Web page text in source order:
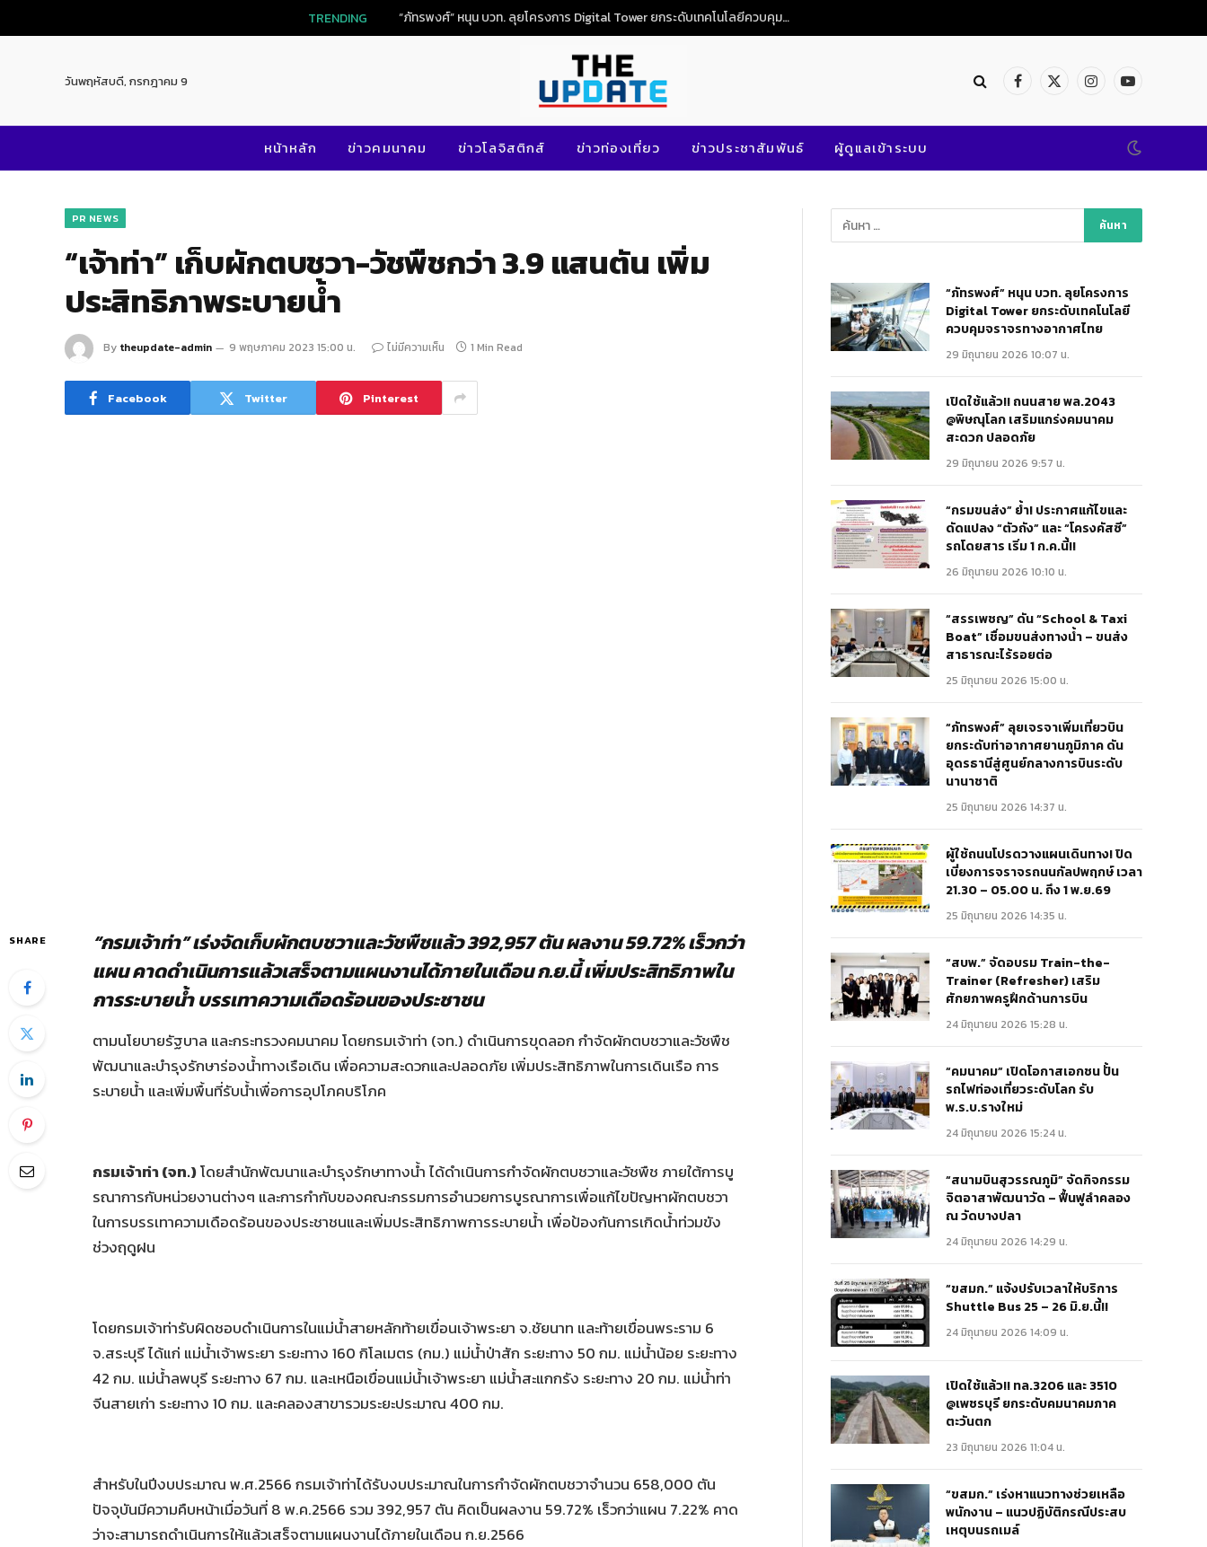
TRENDING “ภัทรพงศ์” หนุน บวท. ลุยโครงการ Digital Tower ยกระดับเทคโนโลยีควบคุมจราจรทางอากาศไทย
วันพฤหัสบดี, กรกฎาคม 9 Facebook
X
InstagramYouTube
หน้าหลัก ข่าวคมนาคม ข่าวโลจิสติกส์ ข่าวท่องเที่ยว ข่าวประชาสัมพันธ์ ผู้ดูแลเข้าระบบ
PR NEWS
“เจ้าท่า” เก็บผักตบชวา-วัชพืชกว่า 3.9 แสนตัน เพิ่ม
ประสิทธิภาพระบายน้ำ
By theupdate-admin 9 พฤษภาคม 2023 15:00 น. ไม่มีความเห็น 1 Min Read
Facebook Twitter Pinterest
SHARE
“กรมเจ้าท่า” เร่งจัดเก็บผักตบชวาและวัชพืชแล้ว 392,957 ตัน ผลงาน 59.72% เร็วกว่า
แผน คาดดำเนินการแล้วเสร็จตามแผนงานได้ภายในเดือน ก.ย.นี้ เพิ่มประสิทธิภาพใน
การระบายน้ำ บรรเทาความเดือดร้อนของประชาชน
ตามนโยบายรัฐบาล และกระทรวงคมนาคม โดยกรมเจ้าท่า (จท.) ดำเนินการขุดลอก กำจัดผักตบชวาและวัชพืช
พัฒนาและบำรุงรักษาร่องน้ำทางเรือเดิน เพื่อความสะดวกและปลอดภัย เพิ่มประสิทธิภาพในการเดินเรือ การ
ระบายน้ำ และเพิ่มพื้นที่รับน้ำเพื่อการอุปโภคบริโภค
กรมเจ้าท่า(จท.)โดยสำนักพัฒนาและบำรุงรักษาทางน้ำ ได้ดำเนินการกำจัดผักตบชวาและวัชพืช ภายใต้การบู
รณาการกับหน่วยงานต่างๆ และการกำกับของคณะกรรมการอำนวยการบูรณาการเพื่อแก้ไขปัญหาผักตบชวา
ในการบรรเทาความเดือดร้อนของประชาชนและเพิ่มประสิทธิภาพการระบายน้ำ เพื่อป้องกันการเกิดน้ำท่วมขัง
ช่วงฤดูฝน
โดยกรมเจ้าท่ารับผิดชอบดำเนินการในแม่น้ำสายหลักท้ายเขื่อนเจ้าพระยา จ.ชัยนาท และท้ายเขื่อนพระราม 6
จ.สระบุรี ได้แก่ แม่น้ำเจ้าพระยา ระยะทาง 160 กิโลเมตร (กม.) แม่น้ำป่าสัก ระยะทาง 50 กม. แม่น้ำน้อย ระยะทาง
42 กม. แม่น้ำลพบุรี ระยะทาง 67 กม. และเหนือเขื่อนแม่น้ำเจ้าพระยา แม่น้ำสะแกกรัง ระยะทาง 20 กม. แม่น้ำท่า
จีนสายเก่า ระยะทาง 10 กม. และคลองสาขารวมระยะประมาณ 400 กม.
สำหรับในปีงบประมาณ พ.ศ.2566 กรมเจ้าท่าได้รับงบประมาณในการกำจัดผักตบชวาจำนวน 658,000 ตัน
ปัจจุบันมีความคืบหน้าเมื่อวันที่ 8 พ.ค.2566 รวม 392,957 ตัน คิดเป็นผลงาน 59.72% เร็วกว่าแผน 7.22% คาด
ว่าจะสามารถดำเนินการให้แล้วเสร็จตามแผนงานได้ภายในเดือน ก.ย.2566
“ภัทรพงศ์” หนุน บวท. ลุยโครงการ
Digital Tower ยกระดับเทคโนโลยี
ควบคุมจราจรทางอากาศไทย
29 มิถุนายน 2026 10:07 น.
เปิดใช้แล้ว!! ถนนสาย พล.2043
@พิษณุโลก เสริมแกร่งคมนาคม
สะดวก ปลอดภัย
29 มิถุนายน 2026 9:57 น.
“กรมขนส่ง” ย้ำ! ประกาศแก้ไขและ
ดัดแปลง “ตัวถัง” และ “โครงคัสซี”
รถโดยสาร เริ่ม 1 ก.ค.นี้!!
26 มิถุนายน 2026 10:10 น.
“สรรเพชญ” ดัน “School & Taxi
Boat” เชื่อมขนส่งทางน้ำ – ขนส่ง
สาธารณะไร้รอยต่อ
25 มิถุนายน 2026 15:00 น.
“ภัทรพงศ์” ลุยเจรจาเพิ่มเที่ยวบิน
ยกระดับท่าอากาศยานภูมิภาค ดัน
อุดรธานีสู่ศูนย์กลางการบินระดับ
นานาชาติ
25 มิถุนายน 2026 14:37 น.
ผู้ใช้ถนนโปรดวางแผนเดินทาง! ปิด
เบี่ยงการจราจรถนนกัลปพฤกษ์ เวลา
21.30 – 05.00 น. ถึง 1 พ.ย.69
25 มิถุนายน 2026 14:35 น.
“สบพ.” จัดอบรม Train-the-
Trainer (Refresher) เสริม
ศักยภาพครูฝึกด้านการบิน
24 มิถุนายน 2026 15:28 น.
“คมนาคม” เปิดโอกาสเอกชน ปั้น
รถไฟท่องเที่ยวระดับโลก รับ
พ.ร.บ.รางใหม่
24 มิถุนายน 2026 15:24 น.
“สนามบินสุวรรณภูมิ” จัดกิจกรรม
จิตอาสาพัฒนาวัด – ฟื้นฟูลำคลอง
ณ วัดบางปลา
24 มิถุนายน 2026 14:29 น.
“ขสมก.” แจ้งปรับเวลาให้บริการ
Shuttle Bus 25 – 26 มิ.ย.นี้!!
24 มิถุนายน 2026 14:09 น.
เปิดใช้แล้ว!! ทล.3206 และ 3510
@เพชรบุรี ยกระดับคมนาคมภาค
ตะวันตก
23 มิถุนายน 2026 11:04 น.
“ขสมก.” เร่งหาแนวทางช่วยเหลือ
พนักงาน – แนวปฏิบัติกรณีประสบ
เหตุบนรถเมล์